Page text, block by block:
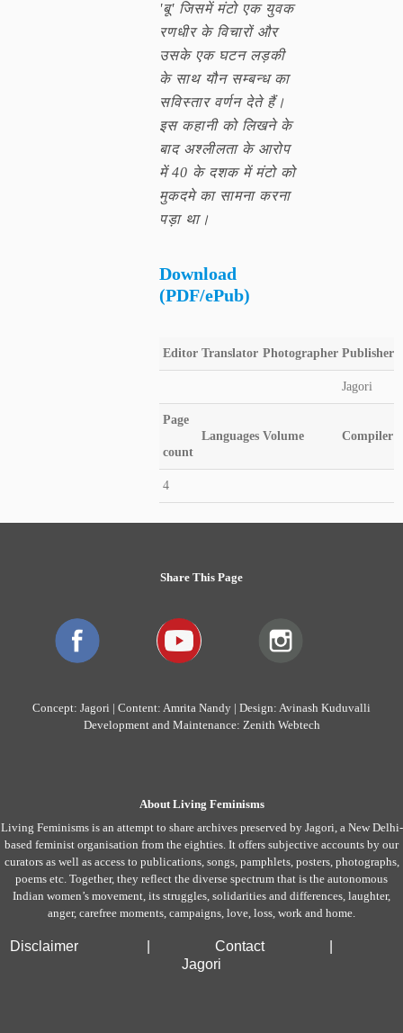
'बू' जिसमें मंटो एक युवक
रणधीर के विचारों और
उसके एक घटन लड़की
के साथ यौन सम्बन्ध का
सविस्तार वर्णन देते हैं।
इस कहानी को लिखने के
बाद अश्लीलता के आरोप
में 40 के दशक में मंटो को
मुकदमे का सामना करना
पड़ा था।
Download
(PDF/ePub)
Editor Translator Photographer Publisher
Jagori
Page
count
Languages Volume Compiler
4
Share This Page
Concept: Jagori | Content: Amrita Nandy | Design: Avinash Kuduvalli
Development and Maintenance: Zenith Webtech
About Living Feminisms
Living Feminisms is an attempt to share archives preserved by Jagori, a New Delhi-
based feminist organisation from the eighties. It offers subjective accounts by our
curators as well as access to publications, songs, pamphlets, posters, photographs,
poems etc. Together, they reflect the diverse spectrum that is the autonomous
Indian women’s movement, its struggles, solidarities and differences, laughter,
anger, carefree moments, campaigns, love, loss, work and home.
Disclaimer Contact
Jagori